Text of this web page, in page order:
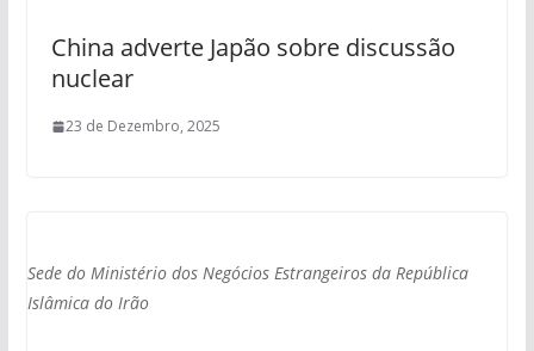
China adverte Japão sobre discussão
nuclear
23 de Dezembro, 2025
Sede do Ministério dos Negócios Estrangeiros da República
Islâmica do Irão